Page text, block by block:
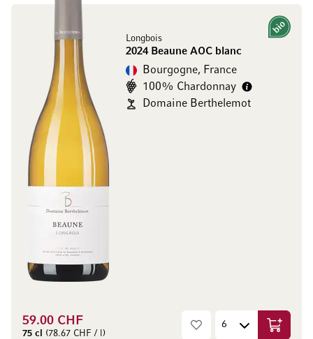
Longbois
2024 Beaune AOC blanc
Bio
Bourgogne, France
100% Chardonnay
Domaine Berthelemot
59.00 CHF
75 cl (78.67 CHF / l) Ajouter